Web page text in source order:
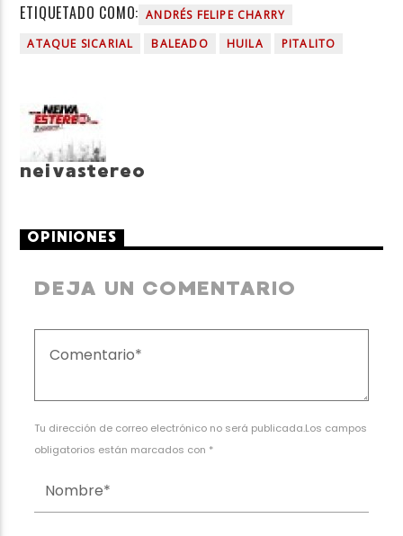
ETIQUETADO COMO: ANDRÉS FELIPE CHARRY
ATAQUE SICARIAL
BALEADO HUILA PITALITO
neivastereo
OPINIONES
DEJA UN COMENTARIO
Tu dirección de correo electrónico no será publicada.Los campos
obligatorios están marcados con *